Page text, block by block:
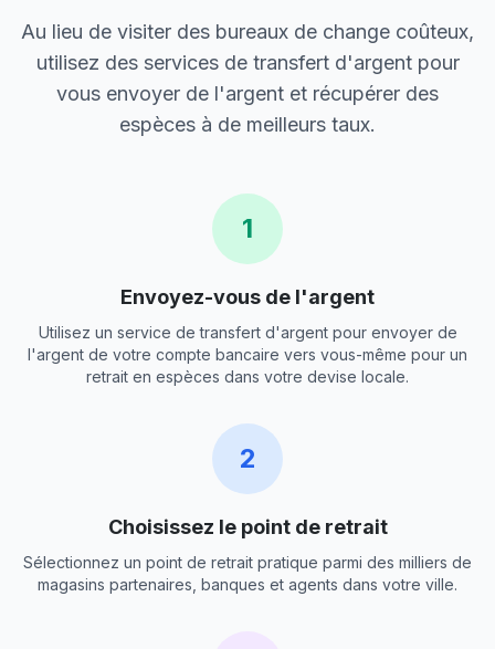
Au lieu de visiter des bureaux de change coûteux,
utilisez des services de transfert d'argent pour
vous envoyer de l'argent et récupérer des
espèces à de meilleurs taux.
1
Envoyez-vous de l'argent
Utilisez un service de transfert d'argent pour envoyer de
l'argent de votre compte bancaire vers vous-même pour un
retrait en espèces dans votre devise locale.
2
Choisissez le point de retrait
Sélectionnez un point de retrait pratique parmi des milliers de
magasins partenaires, banques et agents dans votre ville.